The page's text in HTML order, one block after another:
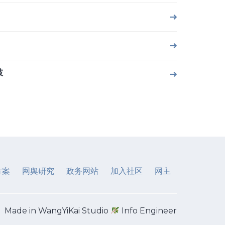
网舆研究 政务网站 加入社区 网主
Made in WangYiKai Studio Info Engineer